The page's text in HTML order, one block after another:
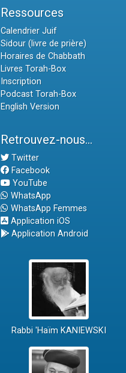
Ressources
Calendrier Juif
Sidour (livre de prière)
Horaires de Chabbath
Livres Torah-Box
Inscription
Podcast Torah-Box
English Version
Retrouvez-nous...
Twitter
Facebook
YouTube
WhatsApp
WhatsApp Femmes
Application iOS
Application Android
Rabbi 'Haïm KANIEWSKI